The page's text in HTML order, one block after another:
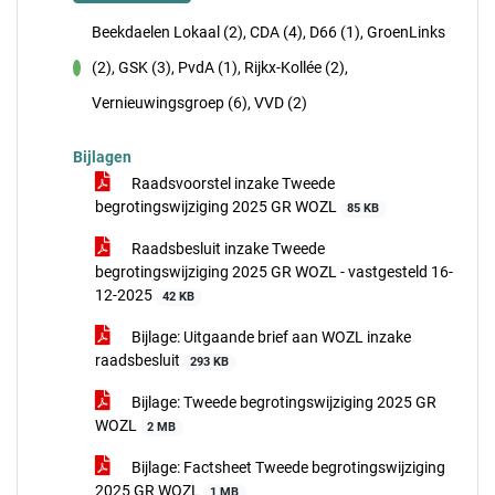
Beekdaelen Lokaal (2), CDA (4), D66 (1), GroenLinks
(2), GSK (3), PvdA (1), Rijkx-Kollée (2),
Vernieuwingsgroep (6), VVD (2)
Bijlagen
Raadsvoorstel inzake Tweede
begrotingswijziging 2025 GR WOZL
85 KB
Raadsbesluit inzake Tweede
begrotingswijziging 2025 GR WOZL - vastgesteld 16-
12-2025
42 KB
Bijlage: Uitgaande brief aan WOZL inzake
raadsbesluit
293 KB
Bijlage: Tweede begrotingswijziging 2025 GR
WOZL
2 MB
Bijlage: Factsheet Tweede begrotingswijziging
2025 GR WOZL